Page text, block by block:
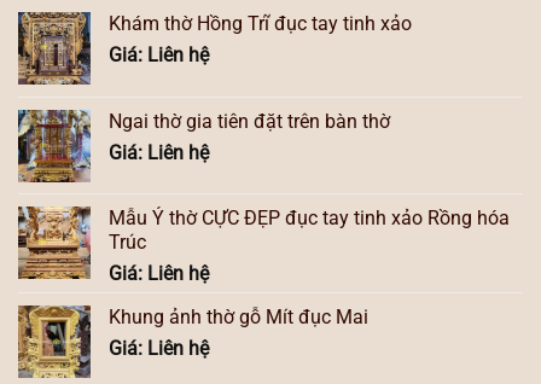
Khám thờ Hồng Trĩ đục tay tinh xảo
Giá: Liên hệ
Ngai thờ gia tiên đặt trên bàn thờ
Giá: Liên hệ
Mẫu Ỷ thờ CỰC ĐẸP đục tay tinh xảo Rồng hóa
Trúc
Giá: Liên hệ
Khung ảnh thờ gỗ Mít đục Mai
Giá: Liên hệ